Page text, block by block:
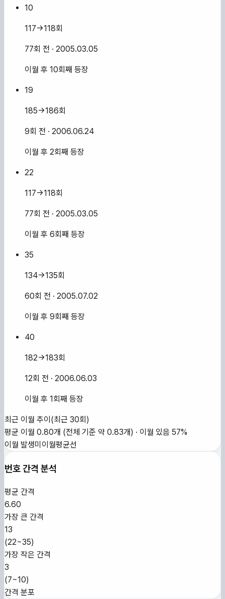
10
117→118회
77회 전 · 2005.03.05
이월 후 10회째 등장
19
185→186회
9회 전 · 2006.06.24
이월 후 2회째 등장
22
117→118회
77회 전 · 2005.03.05
이월 후 6회째 등장
35
134→135회
60회 전 · 2005.07.02
이월 후 9회째 등장
40
182→183회
12회 전 · 2006.06.03
이월 후 1회째 등장
최근 이월 추이 (최근 30회)
평균 이월 0.80개 (전체 기준 약 0.83개) · 이월 있음 57%
이월 발생미이월평균선
번호 간격 분석
평균 간격
6.60
가장 큰 간격
13
(22~35)
가장 작은 간격
3
(7~10)
간격 분포